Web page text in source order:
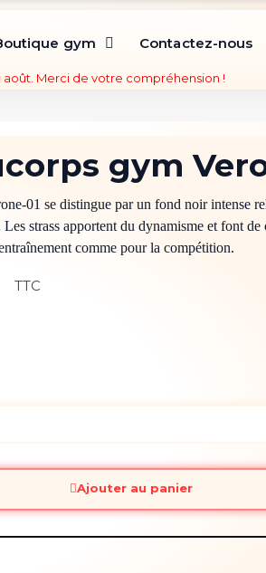
gym Contactez-nous
Merci de votre compréhension !
gym
01 se distingue par un fond noir intense
Les strass apportent du dynamisme et font de
comme pour la compétition.
TTC
Ajouter au panier